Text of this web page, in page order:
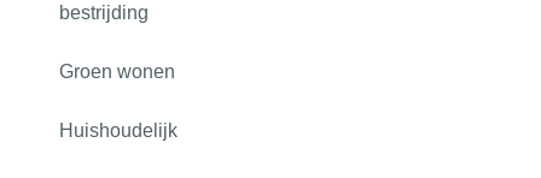
bestrijding
Groen wonen
Huishoudelijk